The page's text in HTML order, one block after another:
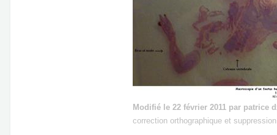
Modifié le 22 février 2011 par patrice
correction orthographique et